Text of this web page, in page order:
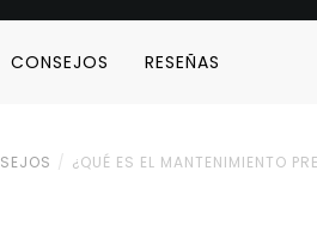
CONSEJOS RESEÑAS
¿QUÉ ES EL MANTENIMIENTO